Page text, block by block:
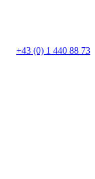
+43 (0) 1 440 88 73